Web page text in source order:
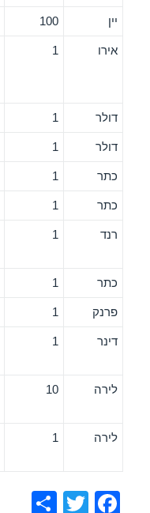
יין 100
אירו 1
דולר 1
דולר 1
כתר 1
כתר 1
רנד 1
כתר 1
פרנק 1
דינר 1
לירה 10
לירה 1
F
T